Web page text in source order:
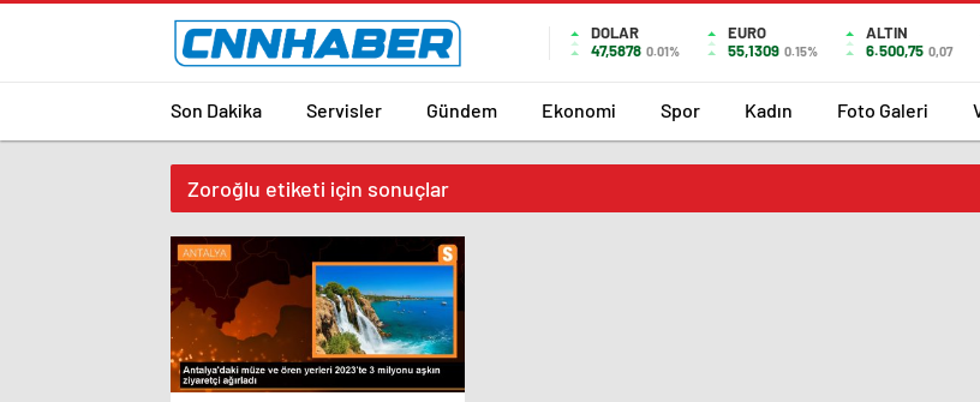
DOLAR
47,5878 0.01%
EURO
55,1309 0.15%
ALTIN
6.500,75 0,07
Son Dakika Servisler Gündem Ekonomi Spor Kadın Foto Galeri
Zoroğlu etiketi için sonuçlar